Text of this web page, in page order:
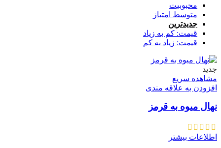
محبوبیت
متوسط امتیاز
جدیدترین
قیمت: کم به زیاد
قیمت: زیاد به کم
جدید
مشاهده سریع
افزودن به علاقه مندی
نهال میوه به قرمز
اطلاعات بیشتر